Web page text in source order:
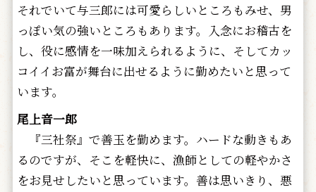
それでいて与三郎には可愛らしいところもみせ、男
っぽい気の強いところもあります。入念にお稽古を
し、役に感情を一味加えられるように、そしてカッ
コイイお富が舞台に出せるように勤めたいと思って
います。
尾上音一郎
『三社祭』で善玉を勤めます。ハードな動きもあ
るのですが、そこを軽快に、漁師としての軽やかさ
をお見せしたいと思っています。善は思いきり、悪